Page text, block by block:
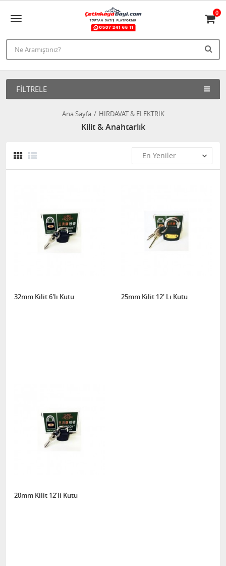
0
FILTRELE
Ana Sayfa HIRDAVAT & ELEKTRİK
Kilit & Anahtarlık
32mm Kilit 6'lı Kutu 25mm Kilit 12' Lı Kutu
20mm Kilit 12'li Kutu